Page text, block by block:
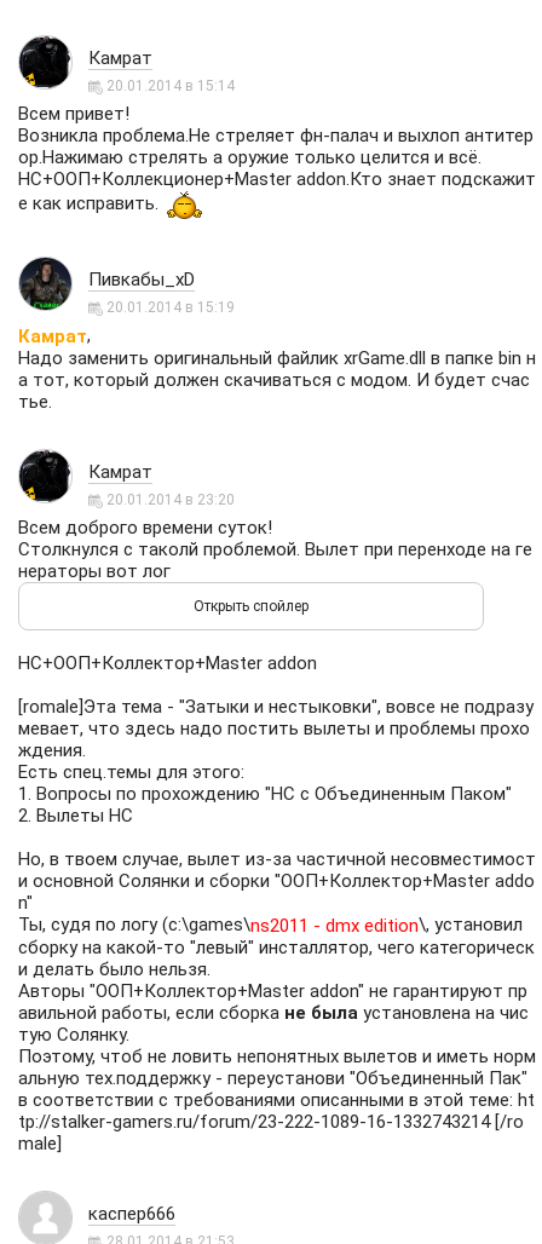
Камрат
20.01.2014 в 15:14
Всем привет!
Возникла проблема.Не стреляет фн-палач и выхлоп антитер
ор.Нажимаю стрелять а оружие только целится и всё.
НС+ООП+Коллекционер+Master addon.Кто знает подскажит
е как исправить.
Пивкабы_xD
20.01.2014 в 15:19
Камрат,
Надо заменить оригинальный файлик xrGame.dll в папке bin н
а тот, который должен скачиваться с модом. И будет счас
тье.
Камрат
20.01.2014 в 23:20
Всем доброго времени суток!
Столкнулся с таколй проблемой. Вылет при перенходе на ге
нераторы вот лог
НС+ООП+Коллектор+Master addon
[romale]Эта тема - "Затыки и нестыковки", вовсе не подразу
мевает, что здесь надо постить вылеты и проблемы прохо
ждения.
Есть спец.темы для этого:
1. Вопросы по прохождению "НС с Объединенным Паком"
2. Вылеты НС
Но, в твоем случае, вылет из-за частичной несовместимост
и основной Солянки и сборки "ООП+Коллектор+Master addo
n"
Ты, судя по логу (c:\games\ns2011 - dmx edition\, установил
сборку на какой-то "левый" инсталлятор, чего категорическ
и делать было нельзя.
Авторы "ООП+Коллектор+Master addon" не гарантируют пр
авильной работы, если сборка не была установлена на чис
тую Солянку.
Поэтому, чтоб не ловить непонятных вылетов и иметь норм
альную тех.поддержку - переустанови "Объединенный Пак"
в соответствии с требованиями описанными в этой теме: ht
tp://stalker-gamers.ru/forum/23-222-1089-16-1332743214[/ro
male]
каспер666